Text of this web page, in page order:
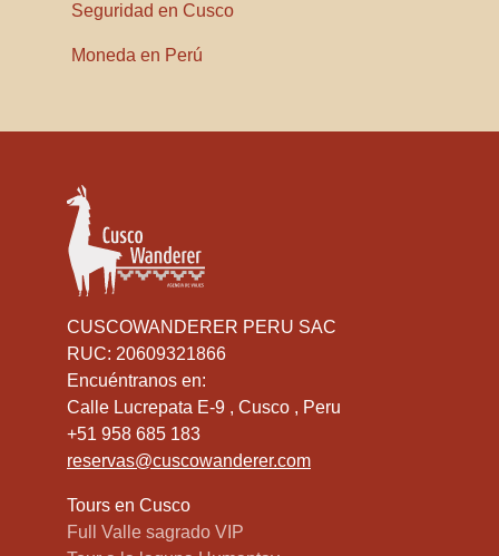
Seguridad en Cusco
Moneda en Perú
CUSCOWANDERER PERU SAC
RUC: 20609321866
Encuéntranos en:
Calle Lucrepata E-9 , Cusco , Peru
+51 958 685 183
reservas@cuscowanderer.com
Tours en Cusco
Full Valle sagrado VIP